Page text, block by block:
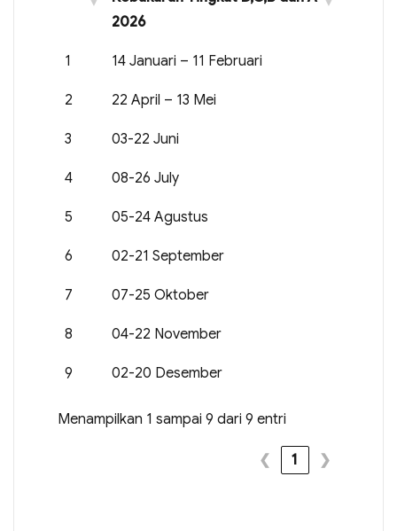
2026
1 14 Januari – 11 Februari
2 22 April – 13 Mei
3 03-22 Juni
4 08-26 July
5 05-24 Agustus
6 02-21 September
7 07-25 Oktober
8 04-22 November
9 02-20 Desember
Menampilkan 1 sampai 9 dari 9 entri
❮ 1 ❯